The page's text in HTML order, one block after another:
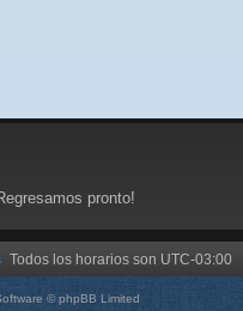
pronto!
Todos los horarios son UTC-03:00
© phpBB Limited